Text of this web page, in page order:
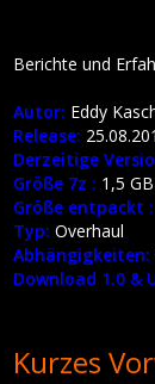
Berichte und
Autor: Eddy
Release:
Derzeitige
Größe 7z : 1,5 GB
Größe entpackt :
Typ: Overhaul
Abhängigkeiten:
Download 1.0 &
Kurzes